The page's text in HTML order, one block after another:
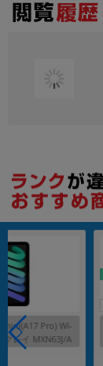
Pro) Wi-
グレイ MXN63J/A